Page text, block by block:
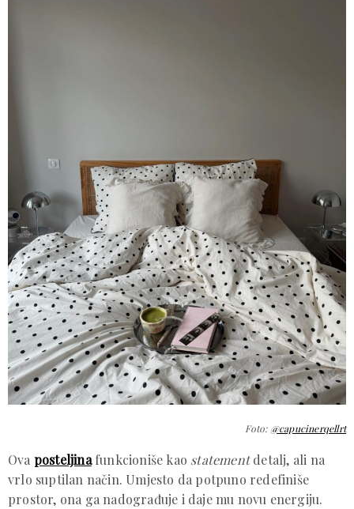
Foto: @capucinerqellrt
Ova posteljina funkcioniše kao statementdetalj, ali na
vrlo suptilan način. Umjesto da potpuno redefiniše
prostor, ona ga nadograđuje i daje mu novu energiju.